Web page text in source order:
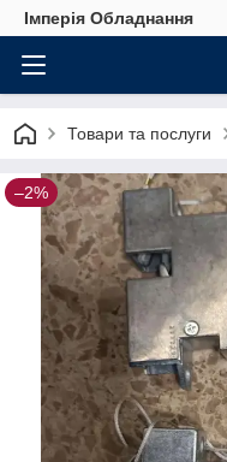
Імперія Обладнання
Товари та послуги
–2%